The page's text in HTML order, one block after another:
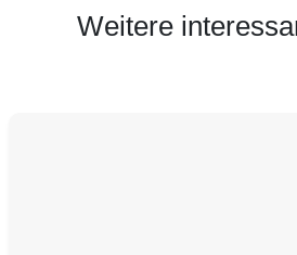
Weitere